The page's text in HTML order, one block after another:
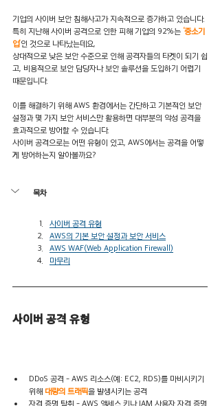
기업의 사이버 보안 침해사고가 지속적으로 증가하고 있습니다.
특히 지난해 사이버 공격으로 인한 피해 기업의 92%는 ‘중소기
업’인 것으로 나타났는데요,
상대적으로 낮은 보안 수준으로 인해 공격자들의 타겟이 되기 쉽
고, 비용적으로 보안 담당자나 보안 솔루션을 도입하기 어렵기
때문입니다.
이를 해결하기 위해 AWS 환경에서는 간단하고 기본적인 보안
설정과 몇 가지 보안 서비스만 활용하면 대부분의 악성 공격을
효과적으로 방어할 수 있습니다.
사이버 공격으로는 어떤 유형이 있고, AWS에서는 공격을 어떻
게 방어하는지 알아볼까요?
목차
사이버 공격 유형
AWS의 기본 보안 설정과 보안 서비스
AWS WAF(Web Application Firewall)
마무리
사이버 공격 유형
DDoS 공격 - AWS 리소스(예: EC2, RDS)를 마비시키기
위해 대량의 트래픽을 발생시키는 공격
자격 증명 탈취 - AWS 액세스 키나 IAM 사용자 자격 증명